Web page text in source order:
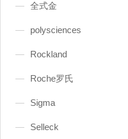
全式金
polysciences
Rockland
Roche罗氏
Sigma
Selleck